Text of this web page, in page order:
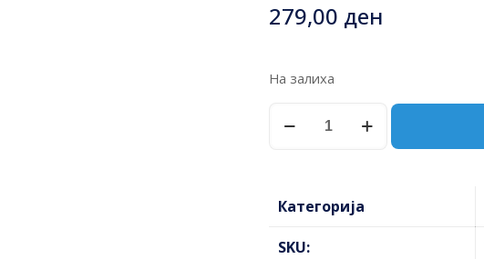
279,00 ден
На залиха
КРУЖНА
46мм
3322
Категорија
SKU: